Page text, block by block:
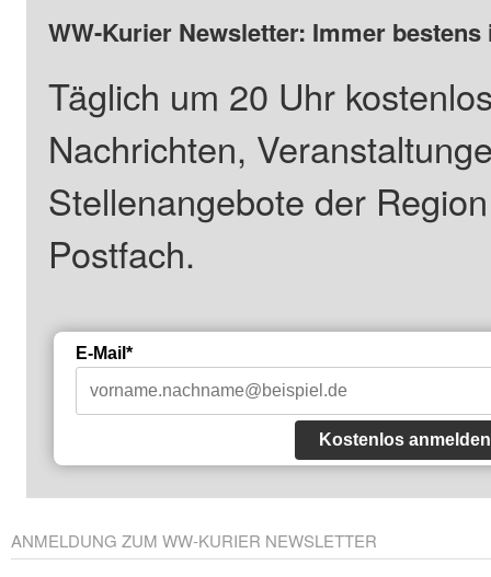
WW-Kurier Newsletter: Immer
Täglich um 20 Uhr
Nachrichten,
Stellenangebote der
Postfach.
E-Mail*
Kostenlos anmelden
ANMELDUNG ZUM WW-KURIER NEWSLETTER